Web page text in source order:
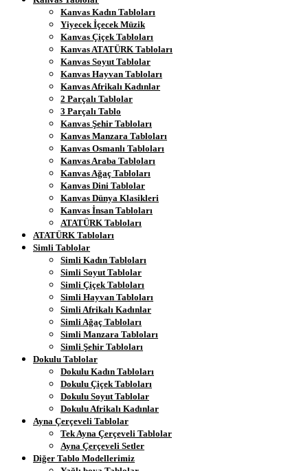
Kanvas Kadın Tabloları
Yiyecek İçecek Müzik
Kanvas Çiçek Tabloları
Kanvas ATATÜRK Tabloları
Kanvas Soyut Tablolar
Kanvas Hayvan Tabloları
Kanvas Afrikalı Kadınlar
2 Parçalı Tablolar
3 Parçalı Tablo
Kanvas Şehir Tabloları
Kanvas Manzara Tabloları
Kanvas Osmanlı Tabloları
Kanvas Araba Tabloları
Kanvas Ağaç Tabloları
Kanvas Dini Tablolar
Kanvas Dünya Klasikleri
Kanvas İnsan Tabloları
ATATÜRK Tabloları
ATATÜRK Tabloları
Simli Tablolar
Simli Kadın Tabloları
Simli Soyut Tablolar
Simli Çiçek Tabloları
Simli Hayvan Tabloları
Simli Afrikalı Kadınlar
Simli Ağaç Tabloları
Simli Manzara Tabloları
Simli Şehir Tabloları
Dokulu Tablolar
Dokulu Kadın Tabloları
Dokulu Çiçek Tabloları
Dokulu Soyut Tablolar
Dokulu Afrikalı Kadınlar
Ayna Çerçeveli Tablolar
Tek Ayna Çerçeveli Tablolar
Ayna Çerçeveli Setler
Diğer Tablo Modellerimiz